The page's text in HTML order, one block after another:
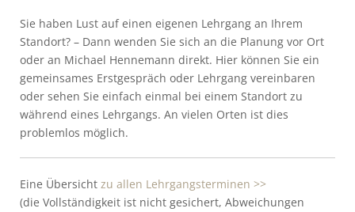
Sie haben Lust auf einen eigenen Lehrgang an Ihrem
Standort? – Dann wenden Sie sich an die Planung vor Ort
oder an Michael Hennemann direkt. Hier können Sie ein
gemeinsames Erstgespräch oder Lehrgang vereinbaren
oder sehen Sie einfach einmal bei einem Standort zu
während eines Lehrgangs. An vielen Orten ist dies
problemlos möglich.
Eine Übersicht zu allen Lehrgangsterminen >>
(die Vollständigkeit ist nicht gesichert, Abweichungen